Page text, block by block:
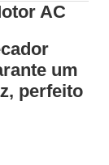
AC
um
perfeito